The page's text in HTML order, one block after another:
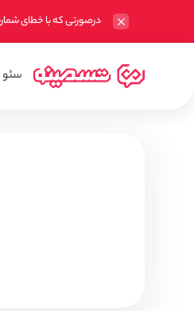
درصورتی که با خطای
سئو